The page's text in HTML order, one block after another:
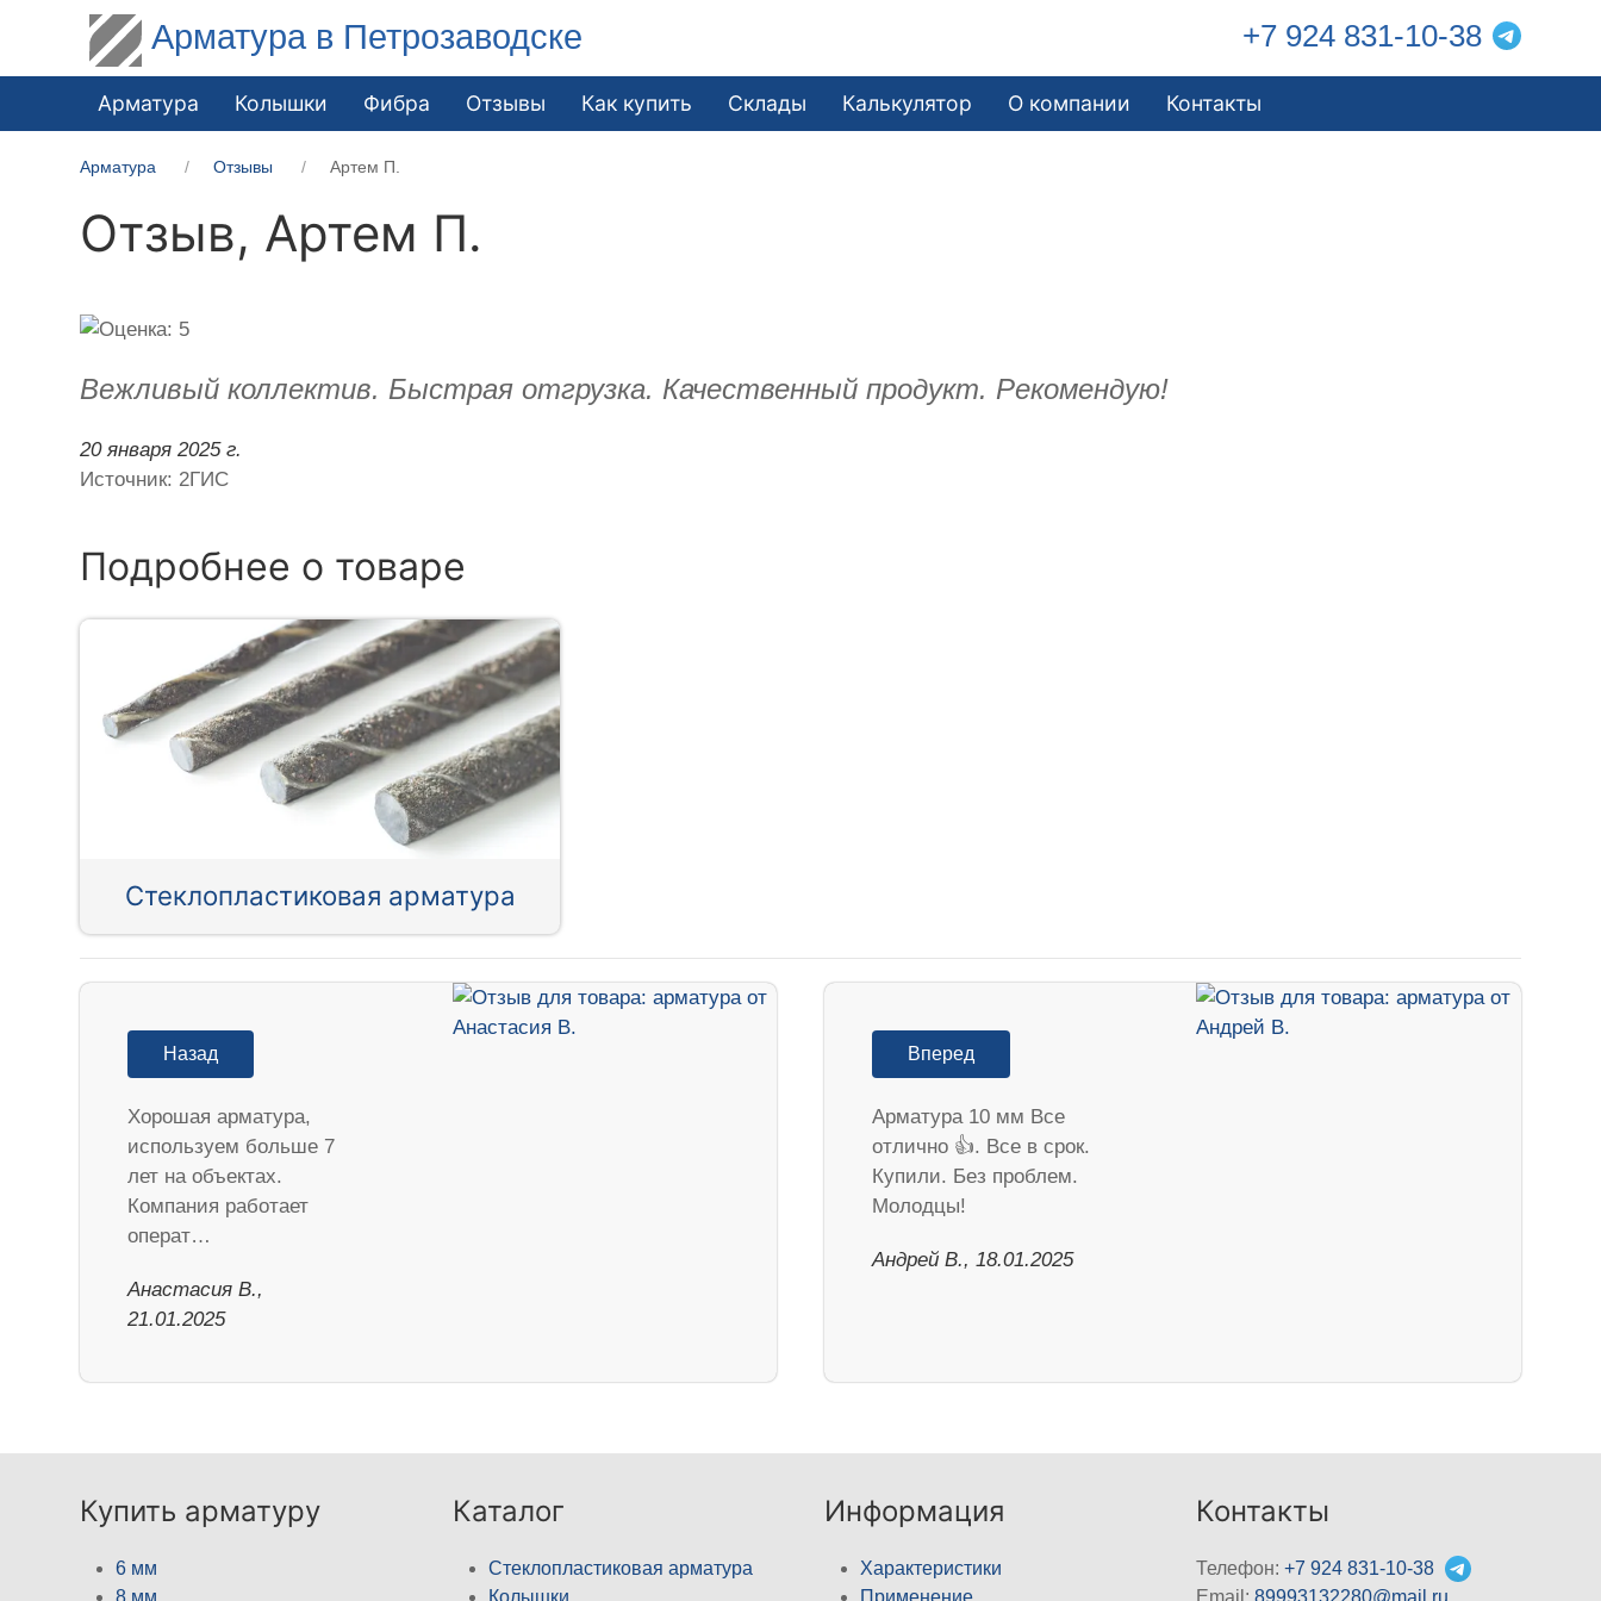
Арматура в Петрозаводске +7 924 831-10-38
Арматура Колышки Фибра Отзывы Как купить Склады Калькулятор О компании Контакты
Арматура Отзывы Артем П.
Отзыв, Артем П.
Вежливый коллектив. Быстрая отгрузка. Качественный продукт. Рекомендую!
20 января 2025 г.
Источник: 2ГИС
Подробнее о товаре
Стеклопластиковая арматура
Назад
Хорошая арматура,
используем больше 7
лет на объектах.
Компания работает
операт…
Анастасия В.,
21.01.2025
Вперед
Арматура 10 мм Все
отлично 👍. Все в срок.
Купили. Без проблем.
Молодцы!
Андрей В., 18.01.2025
Купить арматуру
6 мм
8 мм
Каталог
Стеклопластиковая арматура
Колышки
Информация
Характеристики
Применение
Контакты
Телефон:+7 924 831-10-38
Email:89993132280@mail.ru